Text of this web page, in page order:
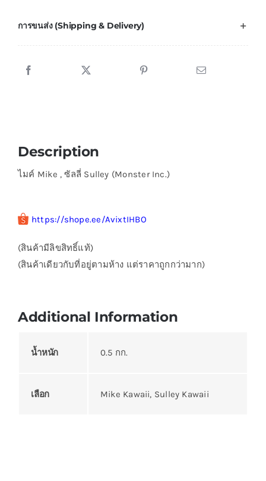
การขนส่ง (Shipping & Delivery)
Description
ไมค์ Mike , ซัลลี่ Sulley (Monster Inc.)
https://shope.ee/AvixtIHBO
(สินค้ามีลิขสิทธิ์แท้)
(สินค้าเดียวกับที่อยู่ตามห้าง แต่ราคาถูกกว่ามาก)
Additional Information
น้ำหนัก 0.5 กก.
เลือก Mike Kawaii, Sulley Kawaii